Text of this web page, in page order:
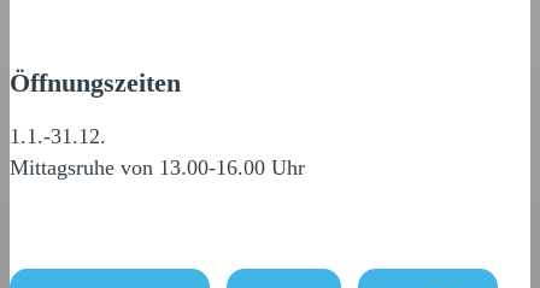
Öffnungszeiten
1.1.-31.12.
Mittagsruhe von 13.00-16.00 Uhr